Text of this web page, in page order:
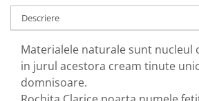
Descriere
Materialele naturale sunt nucleul
in jurul acestora cream tinute
domnisoare.